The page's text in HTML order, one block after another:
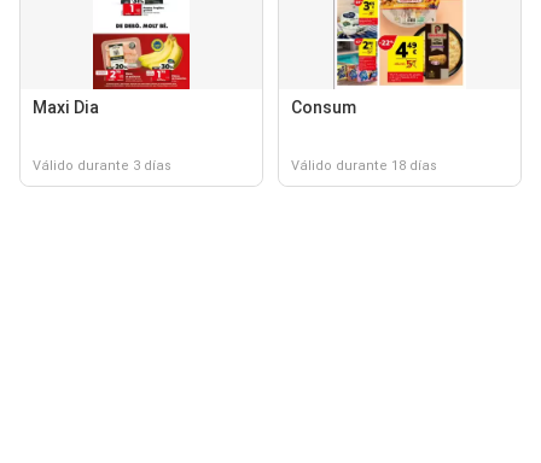
Maxi Dia
Válido durante 3 días
Consum
Válido durante 18 días